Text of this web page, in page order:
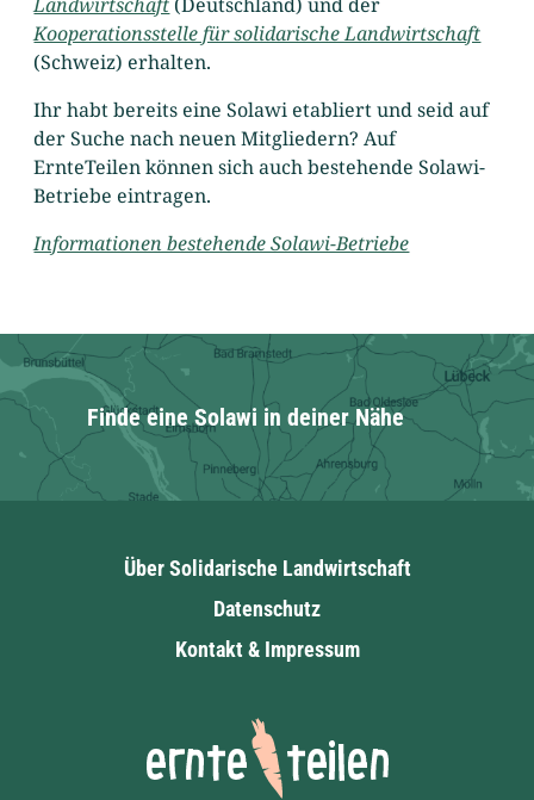
Kooperationsstelle für solidarische Landwirtschaft
(Schweiz) erhalten.
Ihr habt bereits eine Solawi etabliert und seid auf
der Suche nach neuen Mitgliedern? Auf
ErnteTeilen können sich auch bestehende Solawi-
Betriebe eintragen.
Informationen bestehende Solawi-Betriebe
Finde eine Solawi in deiner Nähe
Über Solidarische Landwirtschaft
Datenschutz
Kontakt & Impressum